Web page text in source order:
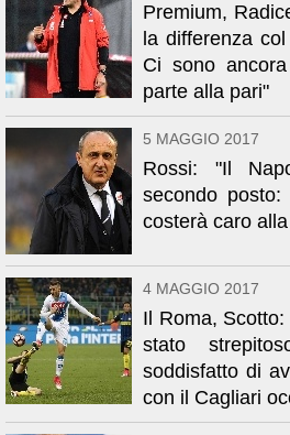
Premium,
la differenza
Ci sono
parte alla pari"
5 MAGGIO 2017
Rossi: "Il
secondo
costerà caro
4 MAGGIO 2017
Il Roma,
stato
soddisfatto di
con il Cagliari